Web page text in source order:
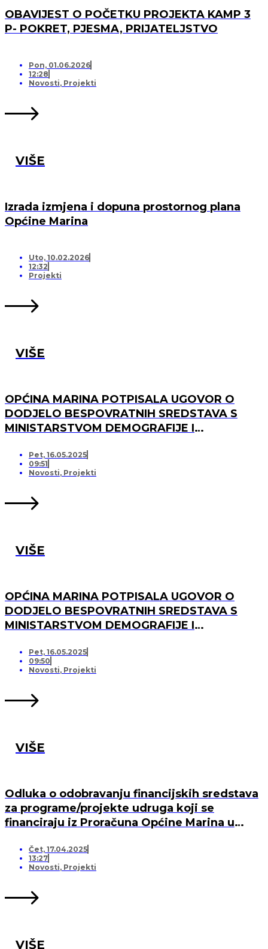
OBAVIJEST O POČETKU PROJEKTA KAMP 3
P- POKRET, PJESMA, PRIJATELJSTVO
Pon, 01.06.2026
12:28
Novosti, Projekti
VIŠE
Izrada izmjena i dopuna prostornog plana
Općine Marina
Uto, 10.02.2026
12:32
Projekti
VIŠE
OPĆINA MARINA POTPISALA UGOVOR O
DODJELO BESPOVRATNIH SREDSTAVA S
MINISTARSTVOM DEMOGRAFIJE I
OPREMANJA DJEČJEG IGRALIŠTA U
SVINCIMA
Pet, 16.05.2025
09:51
Novosti, Projekti
VIŠE
OPĆINA MARINA POTPISALA UGOVOR O
DODJELO BESPOVRATNIH SREDSTAVA S
MINISTARSTVOM DEMOGRAFIJE I
OPREMANJA DJEČJEG IGRALIŠTA U DV
MARINA, PO „KRIJESNICA“U POZORCU
Pet, 16.05.2025
09:50
Novosti, Projekti
VIŠE
Odluka o odobravanju financijskih sredstava
za programe/projekte udruga koji se
financiraju iz Proračuna Općine Marina u
Čet, 17.04.2025
13:27
Novosti, Projekti
VIŠE